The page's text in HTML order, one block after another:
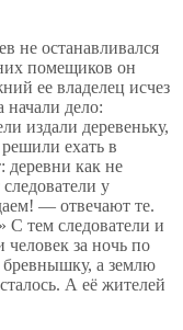
не останавливался
помещиков он
ее владелец исчез
дело:
издали деревеньку,
ехать в
как не
у
— отвечают те.
тем следователи и
человек за ночь по
бревнышку, а землю
А её жителей